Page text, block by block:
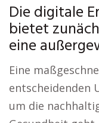
Die digitale
bietet
eine
Eine
entscheidenden
um die